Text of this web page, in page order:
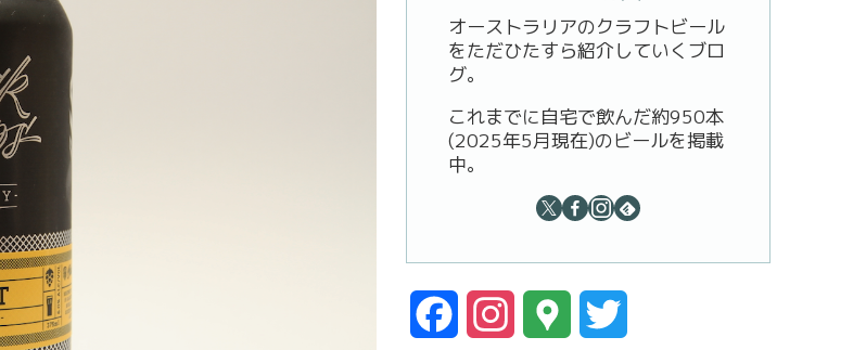
オーストラリアのクラフトビール
をただひたすら紹介していくブロ
グ。
これまでに自宅で飲んだ約950本
(2025年5月現在)のビールを掲載
中。